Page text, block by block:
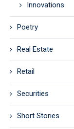
Innovations
Poetry
Real Estate
Retail
Securities
Short Stories